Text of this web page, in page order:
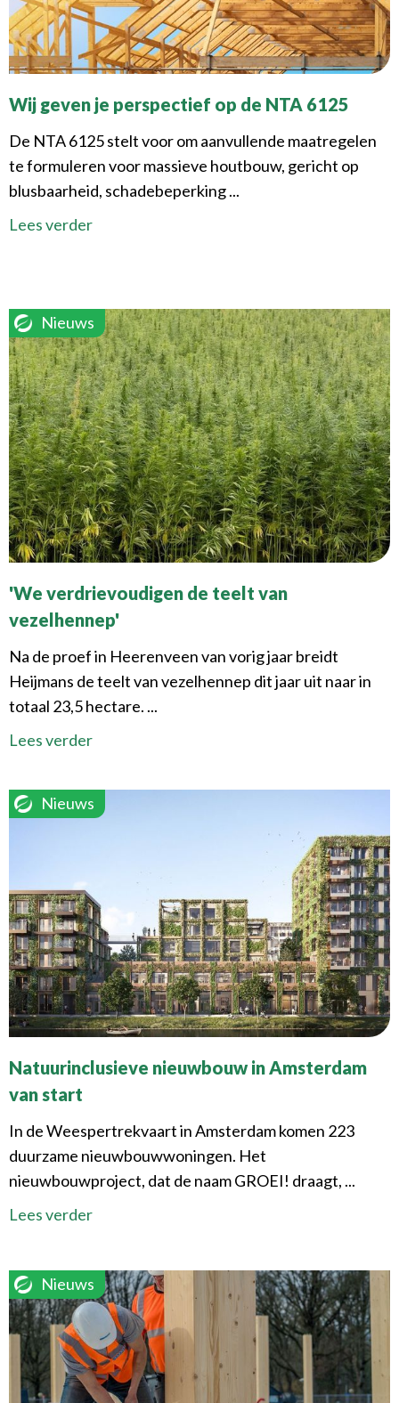
Wij geven je perspectief op de NTA 6125
De NTA 6125 stelt voor om aanvullende maatregelen
te formuleren voor massieve houtbouw, gericht op
blusbaarheid, schadebeperking ...
Lees verder
Nieuws
'We verdrievoudigen de teelt van
vezelhennep'
Na de proef in Heerenveen van vorig jaar breidt
Heijmans de teelt van vezelhennep dit jaar uit naar in
totaal 23,5 hectare. ...
Lees verder
Nieuws
Natuurinclusieve nieuwbouw in Amsterdam
van start
In de Weespertrekvaart in Amsterdam komen 223
duurzame nieuwbouwwoningen. Het
nieuwbouwproject, dat de naam GROEI! draagt, ...
Lees verder
Nieuws